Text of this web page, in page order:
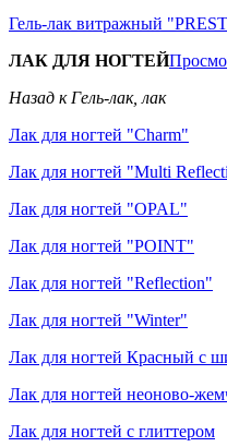
Гель-лак витражный
ЛАК ДЛЯ НОГТЕЙ
Назад к Гель-лак, лак
Лак для ногтей "Charm"
Лак для ногтей "Multi
Лак для ногтей "OPAL"
Лак для ногтей "POINT"
Лак для ногтей "Reflection"
Лак для ногтей "Winter"
Лак для ногтей Красный с
Лак для ногтей неоново-
Лак для ногтей с глиттером